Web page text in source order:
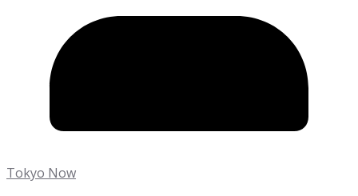
Tokyo Now